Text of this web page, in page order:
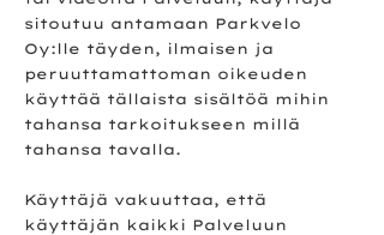
sitoutuu antamaan Parkvelo
Oy:lle täyden, ilmaisen ja
peruuttamattoman oikeuden
käyttää tällaista sisältöä mihin
tahansa tarkoitukseen millä
tahansa tavalla.
Käyttäjä vakuuttaa, että
käyttäjän kaikki Palveluun